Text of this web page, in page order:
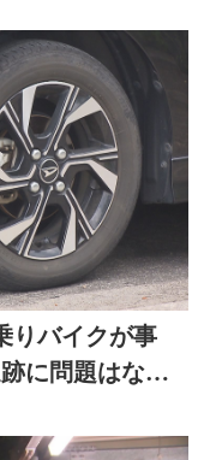
りバイクが事
に問題はな